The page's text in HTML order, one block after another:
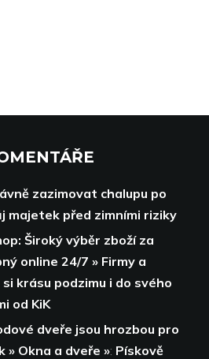
zazimovat chalupu po
majetek před zimními riziky
Široký výběr zboží za
online 24/7 » Firmy a
krásu podzimu i do svého
od KiK
dveře jsou hrozbou pro
» Okna a dveře »: Pískově